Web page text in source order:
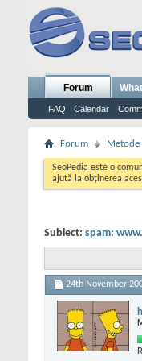
Forum
FAQ Calendar
Forum Metode
SeoPedia este o
ajută la obținerea
Subiect: spam:
24th November